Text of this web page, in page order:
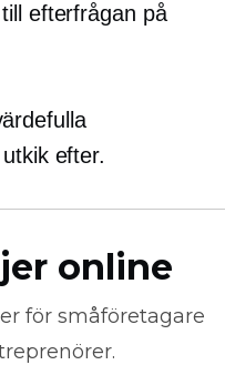
efterfrågan på
efter.
online
för småföretagare